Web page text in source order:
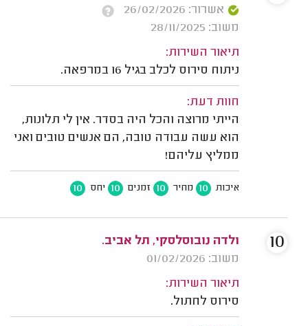
אשרור: 26/02/2026
משוב: 28/11/2025
תיאור השירות:
ניתוח סירוס לכלב בגיל 16 במרפאה.
חוות דעת:
הייתי מרוצה והכל היה בסדר. אין לי תלונות,
הוא עשה עבודה טובה, הם אנשים טובים ואני
ממליץ עליהם!
איכות 10 מחיר 10 זמנים 10 יחס 10
ולדה נובוסלסקי, תל אביב.
משוב: 01/02/2026
תיאור השירות:
סירוס לחתול.
10